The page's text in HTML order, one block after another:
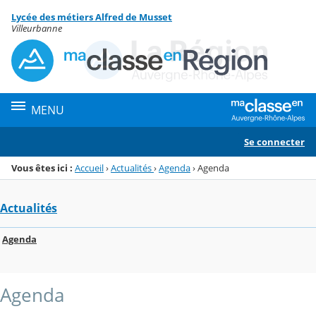
Menu de la rubrique
Contenu
Lycée des métiers Alfred de Musset
Villeurbanne
MENU
Se connecter
Vous êtes ici : Accueil›Actualités›Agenda›Agenda
Actualités
Agenda
Agenda